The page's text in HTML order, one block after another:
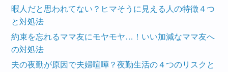
暇人だと思われてない？ヒマそうに見える人の特徴４つ
と対処法
約束を忘れるママ友にモヤモヤ…！いい加減なママ友へ
の対処法
夫の夜勤が原因で夫婦喧嘩？夜勤生活の４つのリスクと